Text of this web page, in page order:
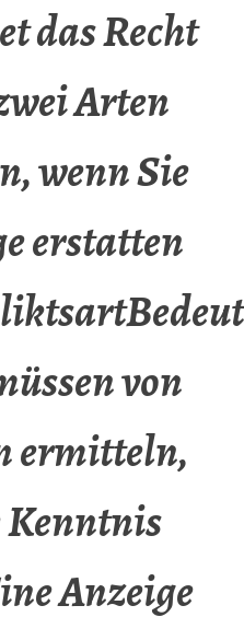
das Recht
Arten
wenn Sie
erstatten
von
ermitteln,
Kenntnis
Anzeige